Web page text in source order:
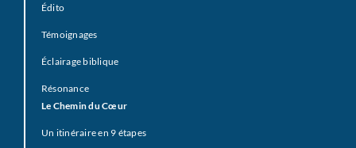
Édito
Témoignages
Éclairage biblique
Résonance
Le Chemin du Cœur
Un itinéraire en 9 étapes